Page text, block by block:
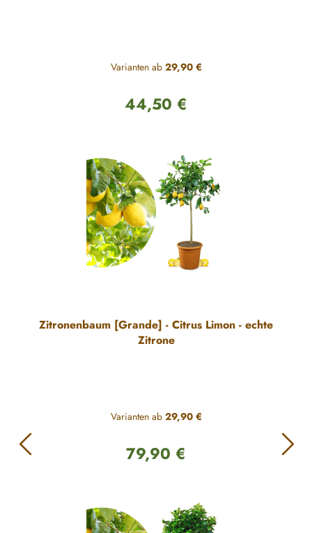
Varianten ab29,90 €
Regulärer Preis:
44,50 €
Zitronenbaum [Grande] - Citrus Limon - echte
Zitrone
Varianten ab29,90 €
Regulärer Preis:
79,90 €